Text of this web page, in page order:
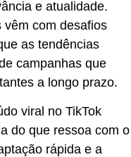
e atualidade.
vêm com desafios
as tendências
campanhas que
a longo prazo.
viral no TikTok
do que ressoa com o
rápida e a